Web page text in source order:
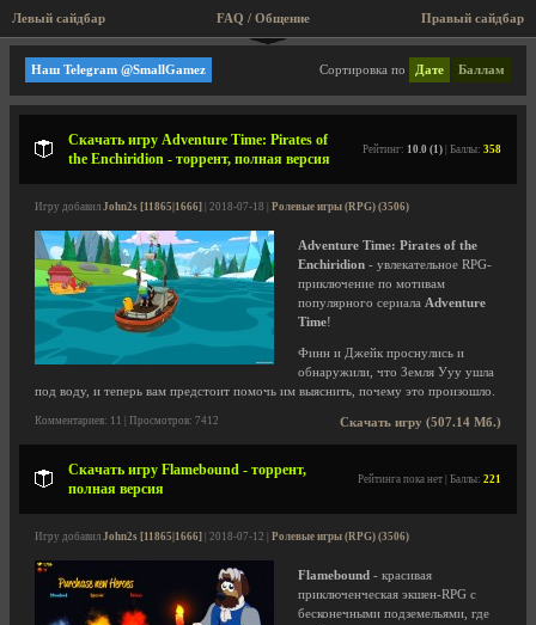
Левый сайдбар Правый сайдбар
FAQ / Общение
Аркады
Сортировка по Дате Баллам
Наш Telegram @SmallGamez
Скачать игру Adventure Time: Pirates of
the Enchiridion - торрент, полная версия
Рейтинг: 10.0 (1) | Баллы: 358
Игру добавил John2s [11865|1666] | 2018-07-18 | Ролевые игры (RPG) (3506)
Adventure Time: Pirates of the
Enchiridion - увлекательное RPG-
приключение по мотивам
популярного сериала Adventure
Time!
Финн и Джейк проснулись и
обнаружили, что Земля Ууу ушла
под воду, и теперь вам предстоит помочь им выяснить, почему это произошло.
Скачать игру (507.14 Мб.)
Комментариев: 11 | Просмотров: 7412
Скачать игру Flamebound - торрент,
полная версия
Рейтинга пока нет | Баллы: 221
Игру добавил John2s [11865|1666] | 2018-07-12 | Ролевые игры (RPG) (3506)
Flamebound - красивая
приключенческая экшен-RPG с
бесконечными подземельями, где